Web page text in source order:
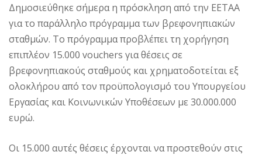
Δημοσιεύθηκε σήμερα η πρόσκληση από την ΕΕΤΑΑ
για το παράλληλο πρόγραμμα των βρεφονηπιακών
σταθμών. Το πρόγραμμα προβλέπει τη χορήγηση
επιπλέον 15.000 vouchers για θέσεις σε
βρεφονηπιακούς σταθμούς και χρηματοδοτείται εξ
ολοκλήρου από τον προϋπολογισμό του Υπουργείου
Εργασίας και Κοινωνικών Υποθέσεων με 30.000.000
ευρώ.
Οι 15.000 αυτές θέσεις έρχονται να προστεθούν στις